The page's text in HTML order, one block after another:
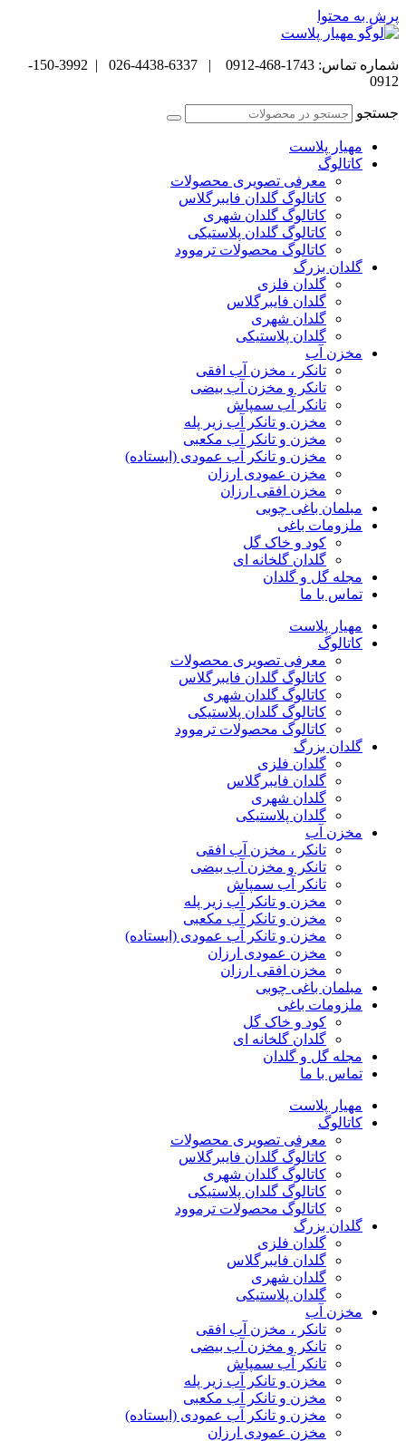
پرش به محتوا
شماره تماس: 1743-468-0912 | 6337-4438-026 | 3992-150-
0912
جستجو
مهیار پلاست
کاتالوگ
معرفی تصویری محصولات
کاتالوگ گلدان فایبرگلاس
کاتالوگ گلدان شهری
کاتالوگ گلدان پلاستیکی
کاتالوگ محصولات ترموود
گلدان بزرگ
گلدان فلزی
گلدان فایبرگلاس
گلدان شهری
گلدان پلاستیکی
مخزن آب
تانکر ، مخزن آب افقی
تانکر و مخزن آب بیضی
تانکر آب سمپاش
مخزن و تانکر آب زیر پله
مخزن و تانکر آب مکعبی
مخزن و تانکر آب عمودی (ایستاده)
مخزن عمودی ارزان
مخزن افقی ارزان
مبلمان باغی چوبی
ملزومات باغی
کود و خاک گل
گلدان گلخانه ای
مجله گل و گلدان
تماس با ما
مهیار پلاست
کاتالوگ
معرفی تصویری محصولات
کاتالوگ گلدان فایبرگلاس
کاتالوگ گلدان شهری
کاتالوگ گلدان پلاستیکی
کاتالوگ محصولات ترموود
گلدان بزرگ
گلدان فلزی
گلدان فایبرگلاس
گلدان شهری
گلدان پلاستیکی
مخزن آب
تانکر ، مخزن آب افقی
تانکر و مخزن آب بیضی
تانکر آب سمپاش
مخزن و تانکر آب زیر پله
مخزن و تانکر آب مکعبی
مخزن و تانکر آب عمودی (ایستاده)
مخزن عمودی ارزان
مخزن افقی ارزان
مبلمان باغی چوبی
ملزومات باغی
کود و خاک گل
گلدان گلخانه ای
مجله گل و گلدان
تماس با ما
مهیار پلاست
کاتالوگ
معرفی تصویری محصولات
کاتالوگ گلدان فایبرگلاس
کاتالوگ گلدان شهری
کاتالوگ گلدان پلاستیکی
کاتالوگ محصولات ترموود
گلدان بزرگ
گلدان فلزی
گلدان فایبرگلاس
گلدان شهری
گلدان پلاستیکی
مخزن آب
تانکر ، مخزن آب افقی
تانکر و مخزن آب بیضی
تانکر آب سمپاش
مخزن و تانکر آب زیر پله
مخزن و تانکر آب مکعبی
مخزن و تانکر آب عمودی (ایستاده)
مخزن عمودی ارزان